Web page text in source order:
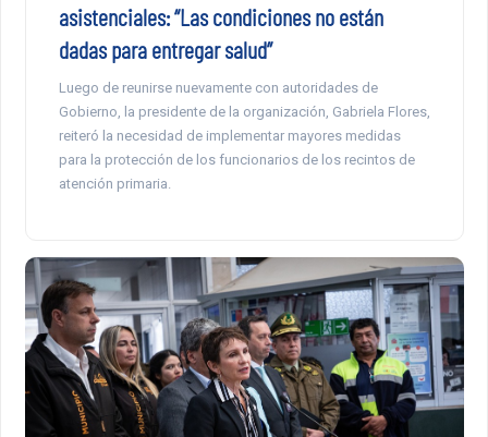
asistenciales: “Las condiciones no están
dadas para entregar salud”
Luego de reunirse nuevamente con autoridades de
Gobierno, la presidente de la organización, Gabriela Flores,
reiteró la necesidad de implementar mayores medidas
para la protección de los funcionarios de los recintos de
atención primaria.